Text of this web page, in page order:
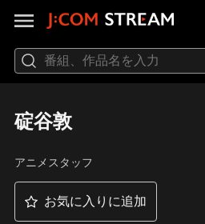
碇谷敦
アニメスタッフ
お気に入りに追加